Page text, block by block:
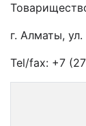
г. Алматы, ул.
Tel/fax: +7